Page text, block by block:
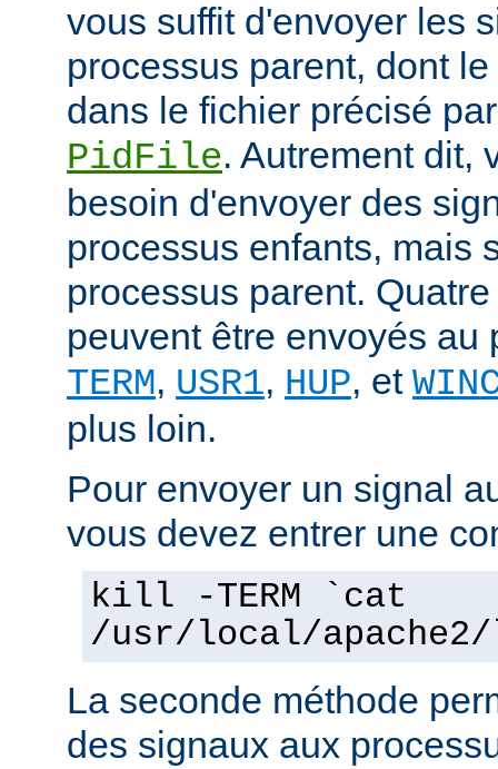
vous suffit d'envoyer les
processus parent, dont
dans le fichier précisé
PidFile. Autrement dit,
besoin d'envoyer des
processus enfants, mais
processus parent.
peuvent être envoyés au
TERM, USR1, HUP, et
plus loin.
Pour envoyer un signal
vous devez entrer une
kill -TERM `cat
/usr/local/
La seconde méthode
des signaux aux